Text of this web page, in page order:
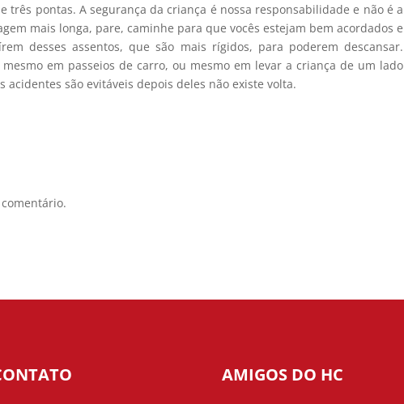
três pontas. A segurança da criança é nossa responsabilidade e não é a
mais longa, pare, caminhe para que vocês estejam bem acordados e
desses assentos, que são mais rígidos, para poderem descansar.
em passeios de carro, ou mesmo em levar a criança de um lado
são evitáveis depois deles não existe volta.
AMIGOS DO HC